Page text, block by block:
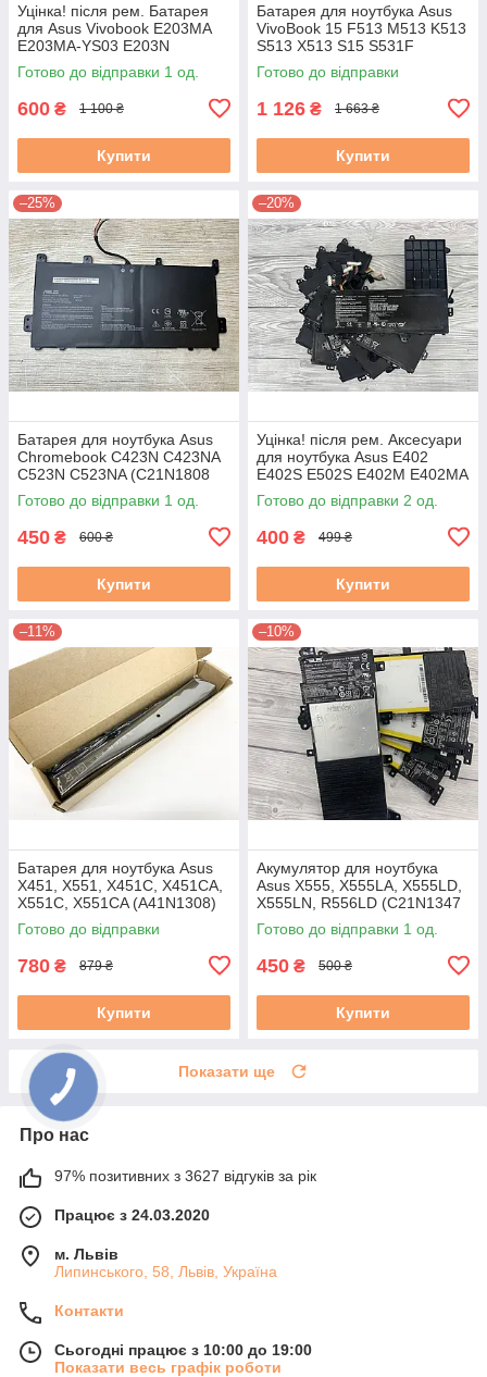
Уцінка! після рем. Батарея
для Asus Vivobook E203MA
E203MA-YS03 E203N
E203NA-1A (C21N1629) Знос
5-20% бу #
Готово до відправки 1 од.
600 ₴ 1 100 ₴
Купити
Батарея для ноутбука Asus
VivoBook 15 F513 M513 K513
S513 X513 S15 S531F
(B31N1842) 11.5V чорна
Готово до відправки
1 126 ₴ 1 663 ₴
Купити
–25%
Батарея для ноутбука Asus
Chromebook C423N C423NA
C523N C523NA (C21N1808
0B200-03060000) Знос до
20% бу#
Готово до відправки 1 од.
450 ₴ 600 ₴
Купити
–20%
Уцінка! після рем. Аксесуари
для ноутбука Asus E402
E402S E502S E402M E402MA
E402SA (B21N1505) Знос 5-
20% б/в #
Готово до відправки 2 од.
400 ₴ 499 ₴
Купити
–11%
Батарея для ноутбука Asus
X451, X551, X451C, X451CA,
X551C, X551CA (A41N1308)
14.8V 2600mAh, чорна
Готово до відправки
780 ₴ 879 ₴
Купити
–10%
Акумулятор для ноутбука
Asus X555, X555LA, X555LD,
X555LN, R556LD (C21N1347
37 Вт·год) Знос 31–50 %
вживаний B
Готово до відправки 1 од.
450 ₴ 500 ₴
Купити
Показати ще
Про нас
97% позитивних з 3627 відгуків за рік
Працює з 24.03.2020
м. Львів
Липинського, 58, Львів, Україна
Контакти
Сьогодні працює з 10:00 до 19:00
Показати весь графік роботи